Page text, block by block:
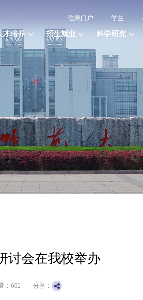
信息门户 | 学生 |
才培养 招生就业 科学研究
讨会在我校举办
：602 分享：